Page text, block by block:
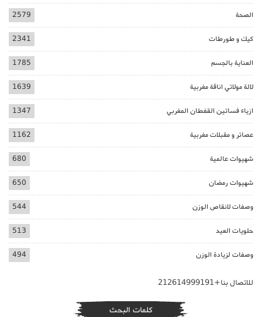
الصحة 2579
كيك و طورطات 2341
العناية بالجسم 1785
لالة مولاتي اناقة مغربية 1639
ازياء فساتين القفطان المغربي 1347
عصائر و مقبلات مغربية 1162
شهيوات عالمية 680
شهيوات رمضان 650
وصفات لانقاص الوزن 544
حلويات العيد 513
وصفات لزيادة الوزن 494
للاتصال بنا+212614999191
كلمات البحث